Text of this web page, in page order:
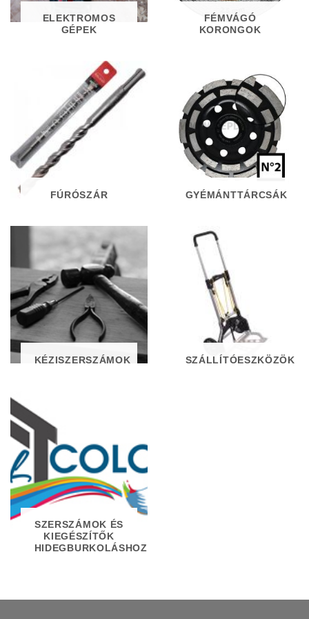
ELEKTROMOS
GÉPEK
FÉMVÁGÓ
KORONGOK
FÚRÓSZÁR GYÉMÁNTTÁRCSÁK
KÉZISZERSZÁMOK SZÁLLÍTÓESZKÖZÖK
SZERSZÁMOK ÉS
KIEGÉSZÍTŐK
HIDEGBURKOLÁSHOZ